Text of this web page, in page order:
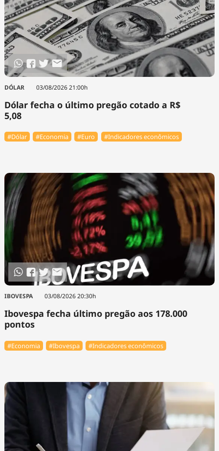
DÓLAR 03/08/2026 21:00h
Dólar fecha o último pregão cotado a R$
5,08
#Dólar #Economia #Euro #Indicadores econômicos
IBOVESPA 03/08/2026 20:30h
Ibovespa fecha último pregão aos 178.000
pontos
#Economia #Ibovespa #Indicadores econômicos